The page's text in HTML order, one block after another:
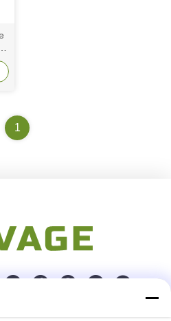
1